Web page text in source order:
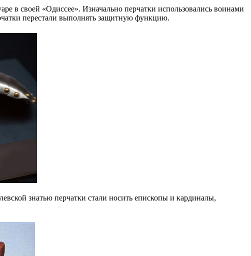
в своей «Одиссее». Изначально перчатки использовались воинами
перестали выполнять защитную функцию.
знатью перчатки стали носить епископы и кардиналы,